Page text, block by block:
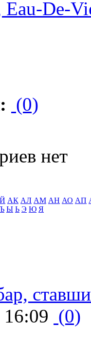
De-
(0)
нет
АК АЛ АМ АН АО АП
Ы Ь Э Ю Я
(0)